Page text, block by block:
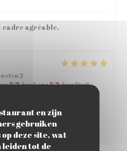
en zijn
gebruiken
deze site, wat
leiden tot de
cadre agréable.
2
:5/5 Keuken:5/5 Kwaliteit /
parfait